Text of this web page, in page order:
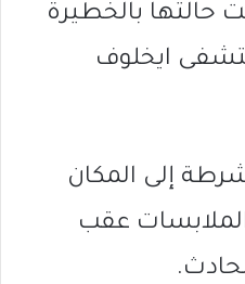
وصفت حالتها بالخطيرة
ايخلوف
إلى المكان
عقب